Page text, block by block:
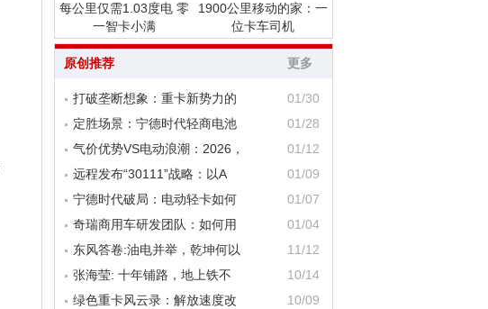
每公里仅需1.03度电 零
一智卡小满
1900公里移动的家：一
位卡车司机
原创推荐 更多
打破垄断想象：重卡新势力的
01/30
定胜场景：宁德时代轻商电池
01/28
气价优势VS电动浪潮：2026，
01/12
远程发布“30111”战略：以A
01/09
宁德时代破局：电动轻卡如何
01/07
奇瑞商用车研发团队：如何用
01/04
东风答卷:油电并举，乾坤何以
11/12
张海莹: 十年铺路，地上铁不
10/14
绿色重卡风云录：解放速度改
10/09